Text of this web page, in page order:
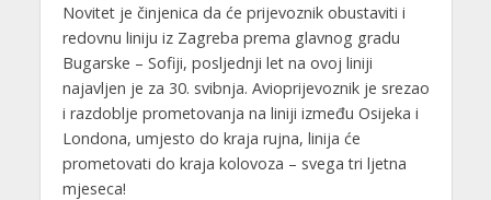
Novitet je činjenica da će prijevoznik obustaviti i
redovnu liniju iz Zagreba prema glavnog gradu
Bugarske – Sofiji, posljednji let na ovoj liniji
najavljen je za 30. svibnja. Avioprijevoznik je srezao
i razdoblje prometovanja na liniji između Osijeka i
Londona, umjesto do kraja rujna, linija će
prometovati do kraja kolovoza – svega tri ljetna
mjeseca!